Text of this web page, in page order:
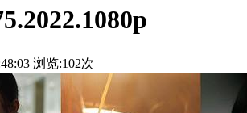
浏览:102次